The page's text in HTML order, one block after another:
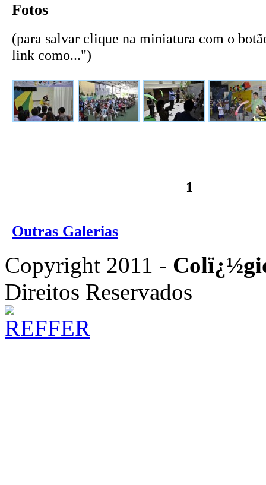
Fotos
(para salvar clique na miniatura com o
link como...")
1
Outras Galerias
Copyright 2011 -
Direitos Reservados